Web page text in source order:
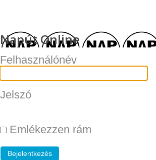
Napút Online
Felhasználónév
Jelszó
Emlékezzen rám